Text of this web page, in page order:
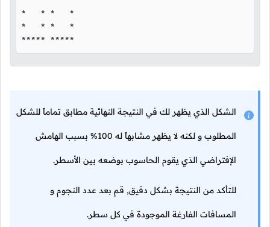
*   * *   *
*   * *   *
***** *****
الشكل الذي يظهر لك في النتيجة النهائية مطابق تماماً للشكل
المطلوب و لكنه لا يظهر مشابهاً له 100% بسبب الهامش
الإفتراضي الذي يقوم الحاسوب بوضعه بين الأسطر.
للتأكد من النتيجة بشكل دقيق, قم بعد عدد النجوم و
المسافات الفارغة الموجودة في كل سطر.